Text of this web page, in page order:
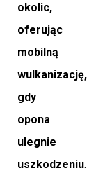
okolic,
oferując
mobilną
wulkanizację,
gdy
opona
ulegnie
uszkodzeniu.